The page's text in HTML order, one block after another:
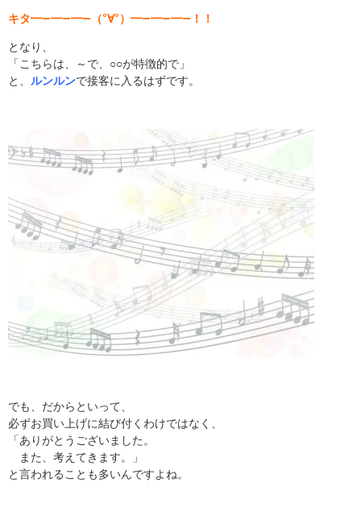
キタ━―━―━―（°∀°）━―━―━―！！
となり、
「こちらは、～で、○○が特徴的で」
と、 ルンルンで接客に入るはずです。
でも、だからといって、
必ずお買い上げに結び付くわけではなく、
「ありがとうございました。
また、考えてきます。」
と言われることも多いんですよね。